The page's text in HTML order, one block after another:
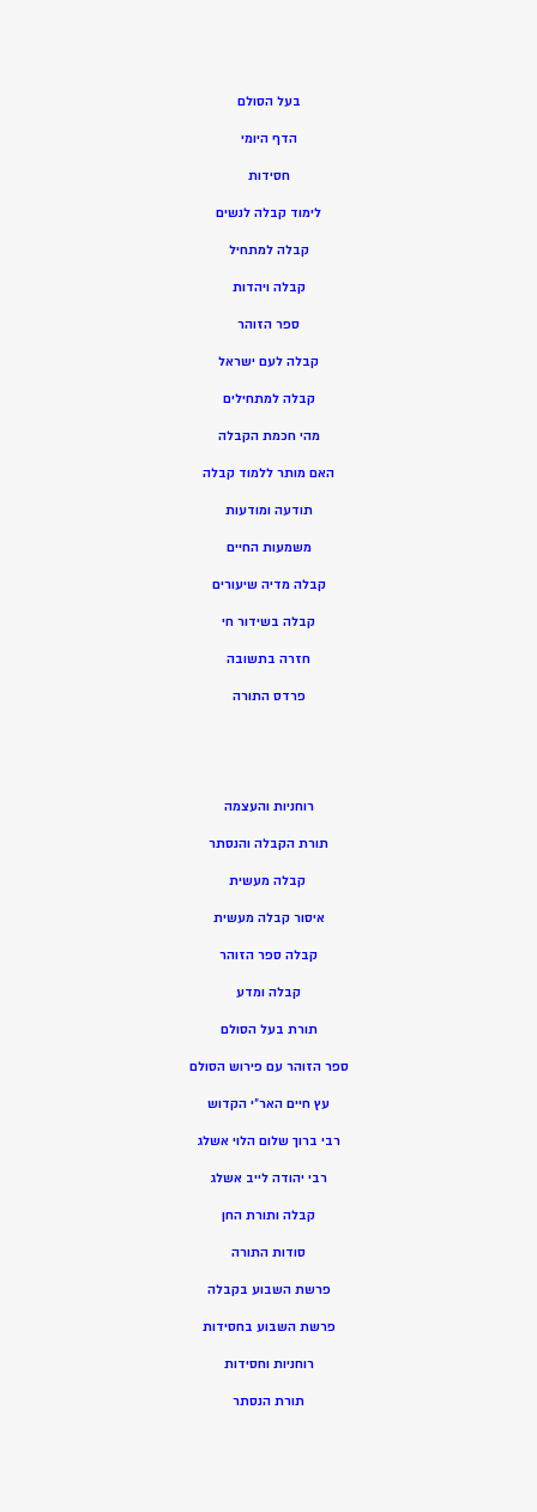
בעל הסולם
הדף היומי
חסידות
לימוד קבלה לנשים
קבלה למתחיל
קבלה ויהדות
ספר הזוהר
קבלה לעם ישראל
קבלה למתחילים
מהי חכמת הקבלה
האם מותר ללמוד קבלה
תודעה ומודעות
משמעות החיים
קבלה מדיה שיעורים
קבלה בשידור חי
חזרה בתשובה
פרדס התורה
רוחניות והעצמה
תורת הקבלה והנסתר
קבלה מעשית
איסור קבלה מעשית
קבלה ספר הזוהר
קבלה ומדע
תורת בעל הסולם
ספר הזוהר עם פירוש הסולם
עץ חיים האר”י הקדוש
רבי ברוך שלום הלוי אשלג
רבי יהודה לייב אשלג
קבלה ותורת החן
סודות התורה
פרשת השבוע בקבלה
פרשת השבוע בחסידות
רוחניות וחסידות
תורת הנסתר